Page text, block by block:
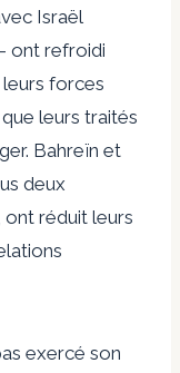
Israël
ont refroidi
forces
leurs traités
Bahreïn et
deux
ont réduit leurs
exercé son